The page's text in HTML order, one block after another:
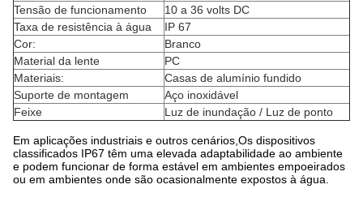
Tensão de funcionamento
10 a 36 volts DC
Taxa de resistência à água
IP 67
Cor:
Branco
Material da lente
PC
Materiais:
Casas de alumínio fundido
Suporte de montagem
Aço inoxidável
Feixe
Luz de inundação / Luz de ponto
Em aplicações industriais e outros cenários,Os dispositivos
classificados IP67 têm uma elevada adaptabilidade ao ambiente
e podem funcionar de forma estável em ambientes empoeirados
ou em ambientes onde são ocasionalmente expostos à água.